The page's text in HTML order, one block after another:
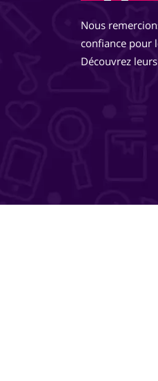
Nous
confiance pour
Découvrez
travailler avec eux ! Ils
même les yeux fermés !